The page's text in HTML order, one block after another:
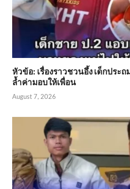
หัวข้อ: เรื่องราวชวนอึ้ง เด็กประ
ล้ำค่ามอบให้เพื่อน
August 7, 2026